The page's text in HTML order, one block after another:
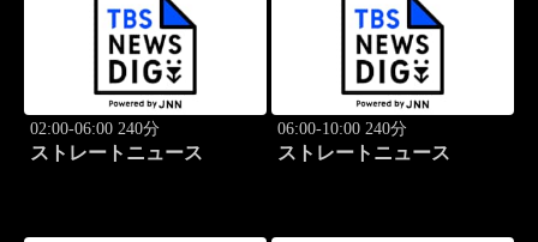
02:00-06:00 240分
ストレートニュース
06:00-10:00 240分
ストレートニュース